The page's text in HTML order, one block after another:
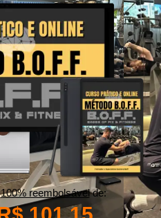
100% reembolsávelde: